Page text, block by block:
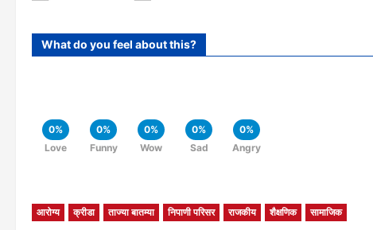
What do you feel about this?
0%
Love
0%
Funny
0%
Wow
0%
Sad
0%
Angry
आरोग्य क्रीडा ताज्या बातम्या निपाणी परिसर राजकीय शैक्षणिक सामाजिक